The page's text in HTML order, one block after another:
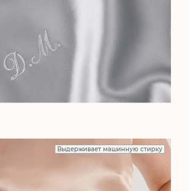
Выдерживает машинную стирку